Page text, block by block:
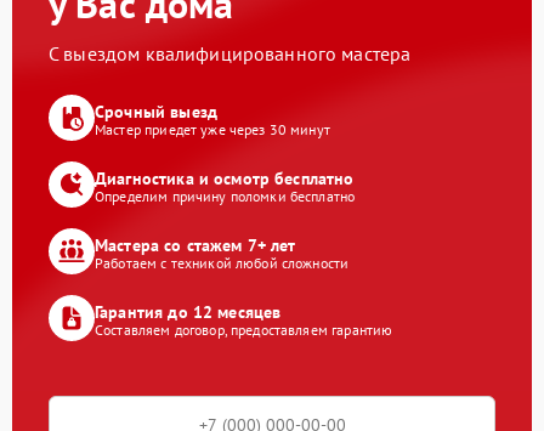
С выездом квалифицированного мастера
Срочный выезд
Мастер приедет уже через 30 минут
Диагностика и осмотр бесплатно
Определим причину поломки бесплатно
Мастера со стажем 7+ лет
Работаем с техникой любой сложности
Гарантия до 12 месяцев
Составляем договор, предоставляем гарантию